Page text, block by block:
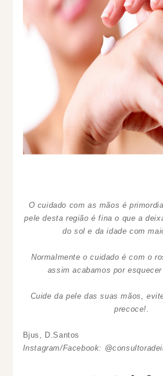
O cuidado com as mãos é
pele desta região é fina o que a
do sol e da idade com
Normalmente o cuidado é com o
assim acabamos por esquecer
Cuide da pele das suas mãos,
precoce!.
Bjus, D.Santos
Instagram/Facebook: